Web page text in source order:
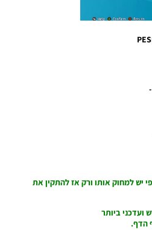
יש למחוק אותו ורק אז להתקין את
הדף.